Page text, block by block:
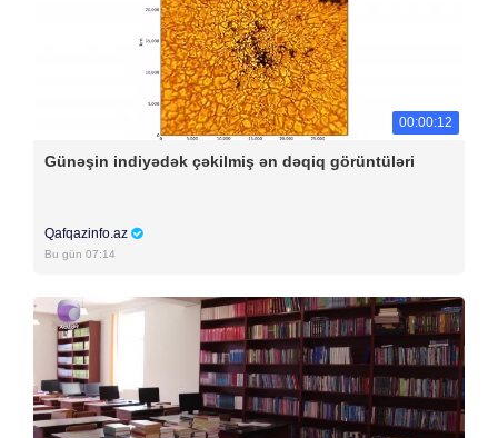
00:00:12
Günəşin indiyədək çəkilmiş ən dəqiq görüntüləri
Qafqazinfo.az
Bu gün 07:14